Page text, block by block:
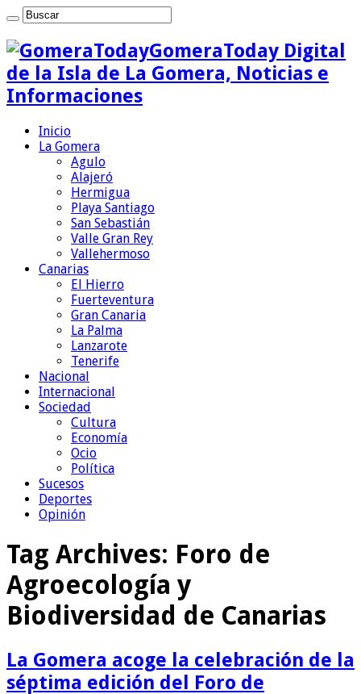
GomeraToday Digital
de la Isla de La Gomera, Noticias e
Informaciones
Inicio
La Gomera
Agulo
Alajeró
Hermigua
Playa Santiago
San Sebastián
Valle Gran Rey
Vallehermoso
Canarias
El Hierro
Fuerteventura
Gran Canaria
La Palma
Lanzarote
Tenerife
Nacional
Internacional
Sociedad
Cultura
Economía
Ocio
Política
Sucesos
Deportes
Opinión
Tag Archives: Foro de
Agroecología y
Biodiversidad de Canarias
La Gomera acoge la celebración de la
séptima edición del Foro de